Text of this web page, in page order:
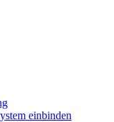
einbinden